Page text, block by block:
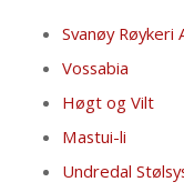
Svanøy Røykeri
Vossabia
Høgt og Vilt
Mastui-li
Undredal